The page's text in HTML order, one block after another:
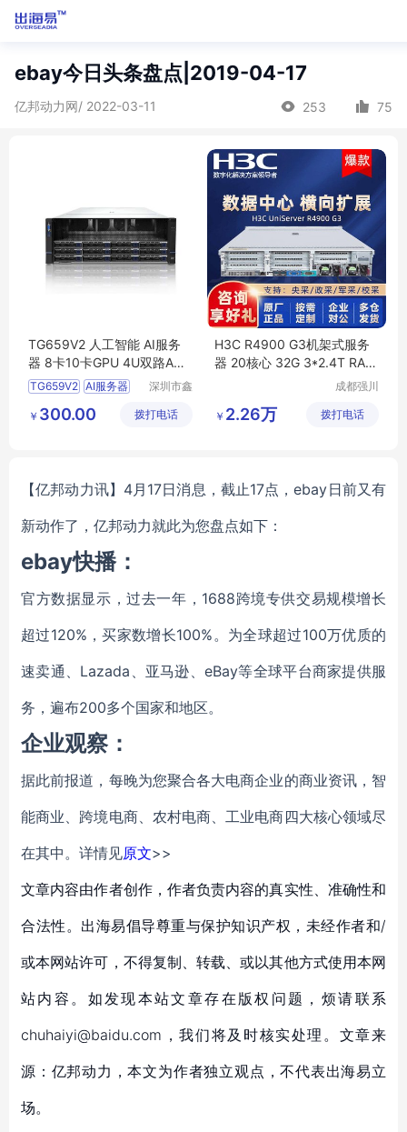
ebay今日头条盘点|2019-04-17
亿邦动力网/ 2022-03-11 253 75
TG659V2 人工智能 AI服务
器 8卡10卡GPU 4U双路AM
D EPYC 9004系列处理器
TG659V2 AI服务器
深圳市鑫
有限公司
￥ 300.00 拨打电话
H3C R4900 G3机架式服务
器 20核心 32G 3*2.4T RAID
成都强川
公司
￥ 2.26万 拨打电话
【亿邦动力讯】4月17日消息，截止17点，ebay日前又有
新动作了，亿邦动力就此为您盘点如下：
ebay快播：
官方数据显示，过去一年，1688跨境专供交易规模增长
超过120%，买家数增长100%。为全球超过100万优质的
速卖通、Lazada、亚马逊、eBay等全球平台商家提供服
务，遍布200多个国家和地区。
企业观察：
据此前报道，每晚为您聚合各大电商企业的商业资讯，智
能商业、跨境电商、农村电商、工业电商四大核心领域尽
在其中。详情见原文>>
文章内容由作者创作，作者负责内容的真实性、准确性和
合法性。出海易倡导尊重与保护知识产权，未经作者和/
或本网站许可，不得复制、转载、或以其他方式使用本网
站内容。如发现本站文章存在版权问题，烦请联系
chuhaiyi@baidu.com，我们将及时核实处理。文章来
源：亿邦动力，本文为作者独立观点，不代表出海易立
场。